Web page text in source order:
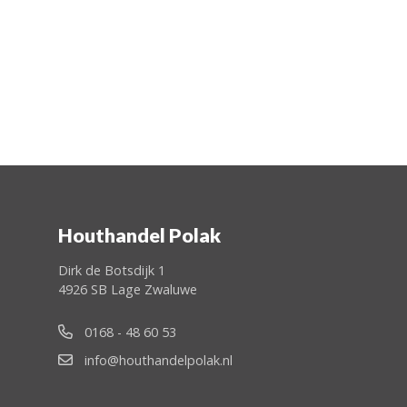
Houthandel Polak
Dirk de Botsdijk 1
4926 SB Lage Zwaluwe
0168 - 48 60 53
info@houthandelpolak.nl